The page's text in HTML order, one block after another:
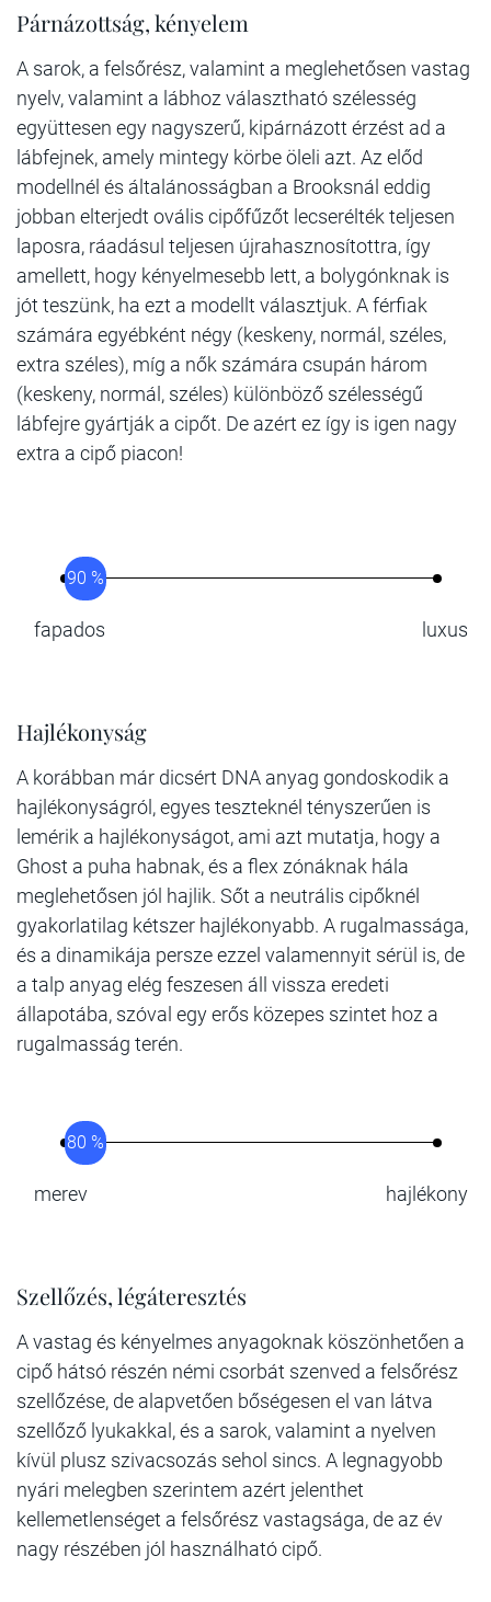
Párnázottság, kényelem
A sarok, a felsőrész, valamint a meglehetősen vastag
nyelv, valamint a lábhoz választható szélesség
együttesen egy nagyszerű, kipárnázott érzést ad a
lábfejnek, amely mintegy körbe öleli azt. Az előd
modellnél és általánosságban a Brooksnál eddig
jobban elterjedt ovális cipőfűzőt lecserélték teljesen
laposra, ráadásul teljesen újrahasznosítottra, így
amellett, hogy kényelmesebb lett, a bolygónknak is
jót teszünk, ha ezt a modellt választjuk. A férfiak
számára egyébként négy (keskeny, normál, széles,
extra széles), míg a nők számára csupán három
(keskeny, normál, széles) különböző szélességű
lábfejre gyártják a cipőt. De azért ez így is igen nagy
extra a cipő piacon!
90 %
fapados luxus
Hajlékonyság
A korábban már dicsért DNA anyag gondoskodik a
hajlékonyságról, egyes teszteknél tényszerűen is
lemérik a hajlékonyságot, ami azt mutatja, hogy a
Ghost a puha habnak, és a flex zónáknak hála
meglehetősen jól hajlik. Sőt a neutrális cipőknél
gyakorlatilag kétszer hajlékonyabb. A rugalmassága,
és a dinamikája persze ezzel valamennyit sérül is, de
a talp anyag elég feszesen áll vissza eredeti
állapotába, szóval egy erős közepes szintet hoz a
rugalmasság terén.
80 %
merev hajlékony
Szellőzés, légáteresztés
A vastag és kényelmes anyagoknak köszönhetően a
cipő hátsó részén némi csorbát szenved a felsőrész
szellőzése, de alapvetően bőségesen el van látva
szellőző lyukakkal, és a sarok, valamint a nyelven
kívül plusz szivacsozás sehol sincs. A legnagyobb
nyári melegben szerintem azért jelenthet
kellemetlenséget a felsőrész vastagsága, de az év
nagy részében jól használható cipő.